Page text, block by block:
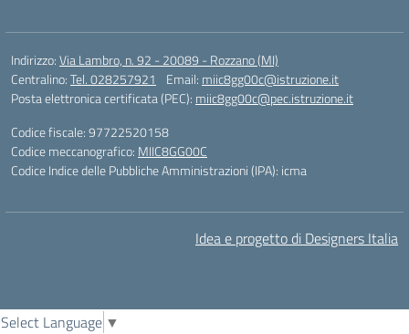
Indirizzo:Via Lambro, n. 92 - 20089 - Rozzano (MI)
Centralino:Tel. 028257921 Email: miic8gg00c@istruzione.it
Posta elettronica certificata (PEC): miic8gg00c@pec.istruzione.it
Codice fiscale: 97722520158
Codice meccanografico: MIIC8GG00C
Codice Indice delle Pubbliche Amministrazioni (IPA): icma
Idea e progetto di Designers Italia
Select Language ▼